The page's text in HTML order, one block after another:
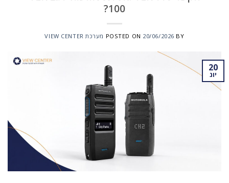
100?
POSTED ON 20/06/2026 BY מערכת VIEW CENTER
20
יונ